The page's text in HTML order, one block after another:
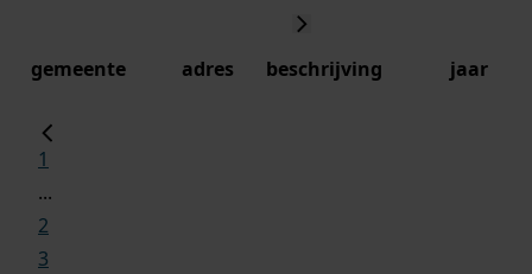
gemeente adres beschrijving jaar
1
...
2
3